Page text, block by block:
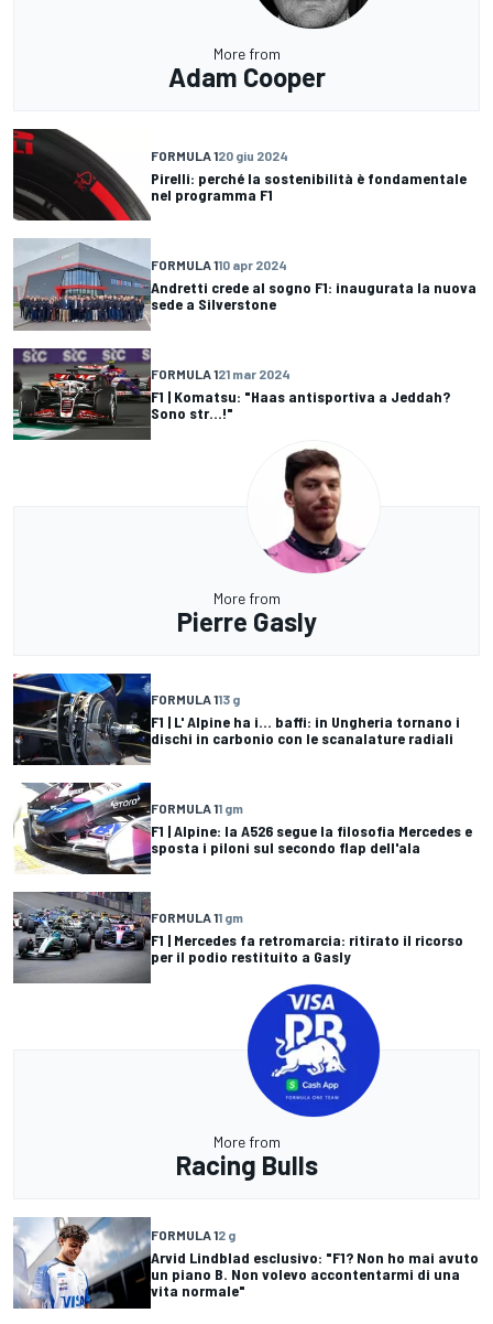
More from
Adam Cooper
FORMULA 120 giu 2024
Pirelli: perché la sostenibilità è fondamentale
nel programma F1
FORMULA 110 apr 2024
Andretti crede al sogno F1: inaugurata la nuova
sede a Silverstone
FORMULA 121 mar 2024
F1 | Komatsu: "Haas antisportiva a Jeddah?
Sono str...!"
More from
Pierre Gasly
FORMULA 113 g
F1 | L' Alpine ha i... baffi: in Ungheria tornano i
dischi in carbonio con le scanalature radiali
FORMULA 11 gm
F1 | Alpine: la A526 segue la filosofia Mercedes e
sposta i piloni sul secondo flap dell'ala
FORMULA 11 gm
F1 | Mercedes fa retromarcia: ritirato il ricorso
per il podio restituito a Gasly
More from
Racing Bulls
FORMULA 12 g
Arvid Lindblad esclusivo: "F1? Non ho mai avuto
un piano B. Non volevo accontentarmi di una
vita normale"